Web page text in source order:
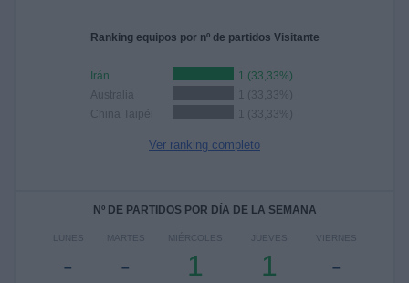
Ranking equipos por nº de partidos Visitante
Irán
1 (33,33%)
Australia
1 (33,33%)
China Taipéi
1 (33,33%)
Ver ranking completo
Nº DE PARTIDOS POR DÍA DE LA SEMANA
LUNES
-
MARTES
-
MIÉRCOLES
1
JUEVES
1
VIERNES
-